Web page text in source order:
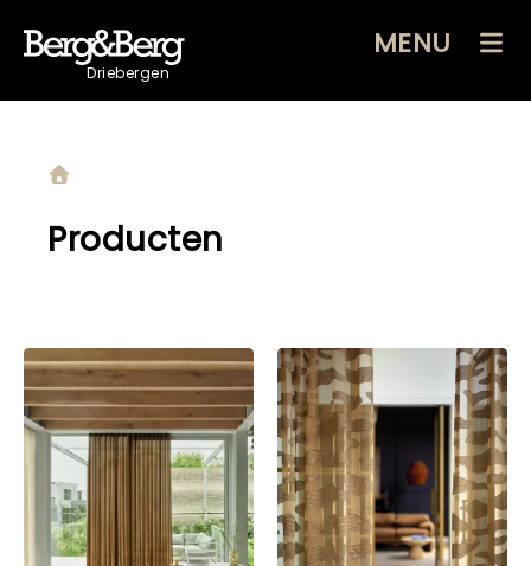
Driebergen
MENU
Producten